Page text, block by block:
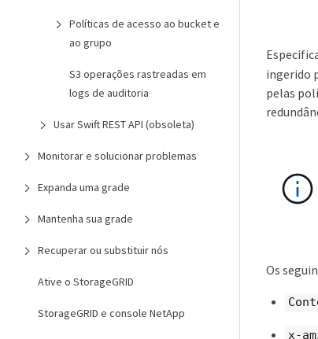
Políticas de acesso ao bucket e
ao grupo
S3 operações rastreadas em
logs de auditoria
Usar Swift REST API (obsoleta)
Monitorar e solucionar problemas
Expanda uma grade
Mantenha sua grade
Recuperar ou substituir nós
Ative o StorageGRID
StorageGRID e console NetApp
ingerido
pelas
Os
x-